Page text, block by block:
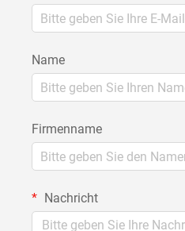
Name
Firmenname
Nachricht